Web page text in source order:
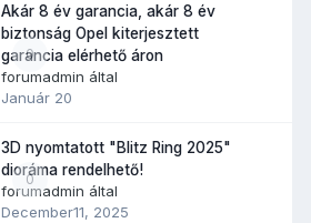
0
Akár 8 év garancia, akár 8 év
biztonság Opel kiterjesztett
garancia elérhető áron
forumadmin által
Január 20
0
3D nyomtatott "Blitz Ring 2025"
dioráma rendelhető!
forumadmin által
December11, 2025